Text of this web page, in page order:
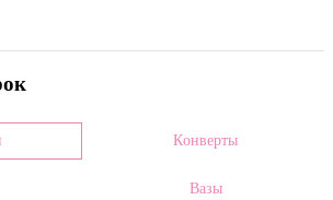
Конверты
Вазы